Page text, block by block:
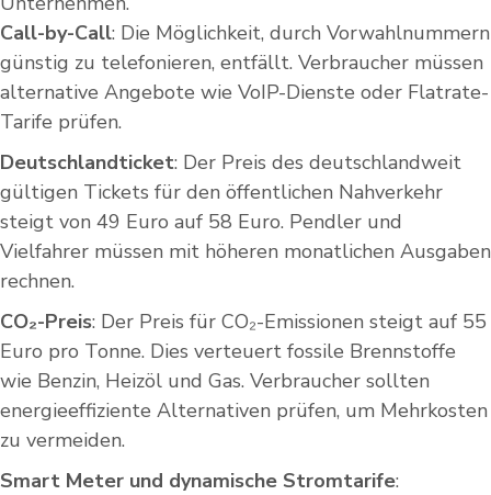
Call-by-Call: Die Möglichkeit, durch Vorwahlnummern
günstig zu telefonieren, entfällt. Verbraucher müssen
alternative Angebote wie VoIP-Dienste oder Flatrate-
Tarife prüfen.
Deutschlandticket: Der Preis des deutschlandweit
gültigen Tickets für den öffentlichen Nahverkehr
steigt von 49 Euro auf 58 Euro. Pendler und
Vielfahrer müssen mit höheren monatlichen Ausgaben
rechnen.
CO₂-Preis: Der Preis für CO₂-Emissionen steigt auf 55
Euro pro Tonne. Dies verteuert fossile Brennstoffe
wie Benzin, Heizöl und Gas. Verbraucher sollten
energieeffiziente Alternativen prüfen, um Mehrkosten
zu vermeiden.
Smart Meter und dynamische Stromtarife: